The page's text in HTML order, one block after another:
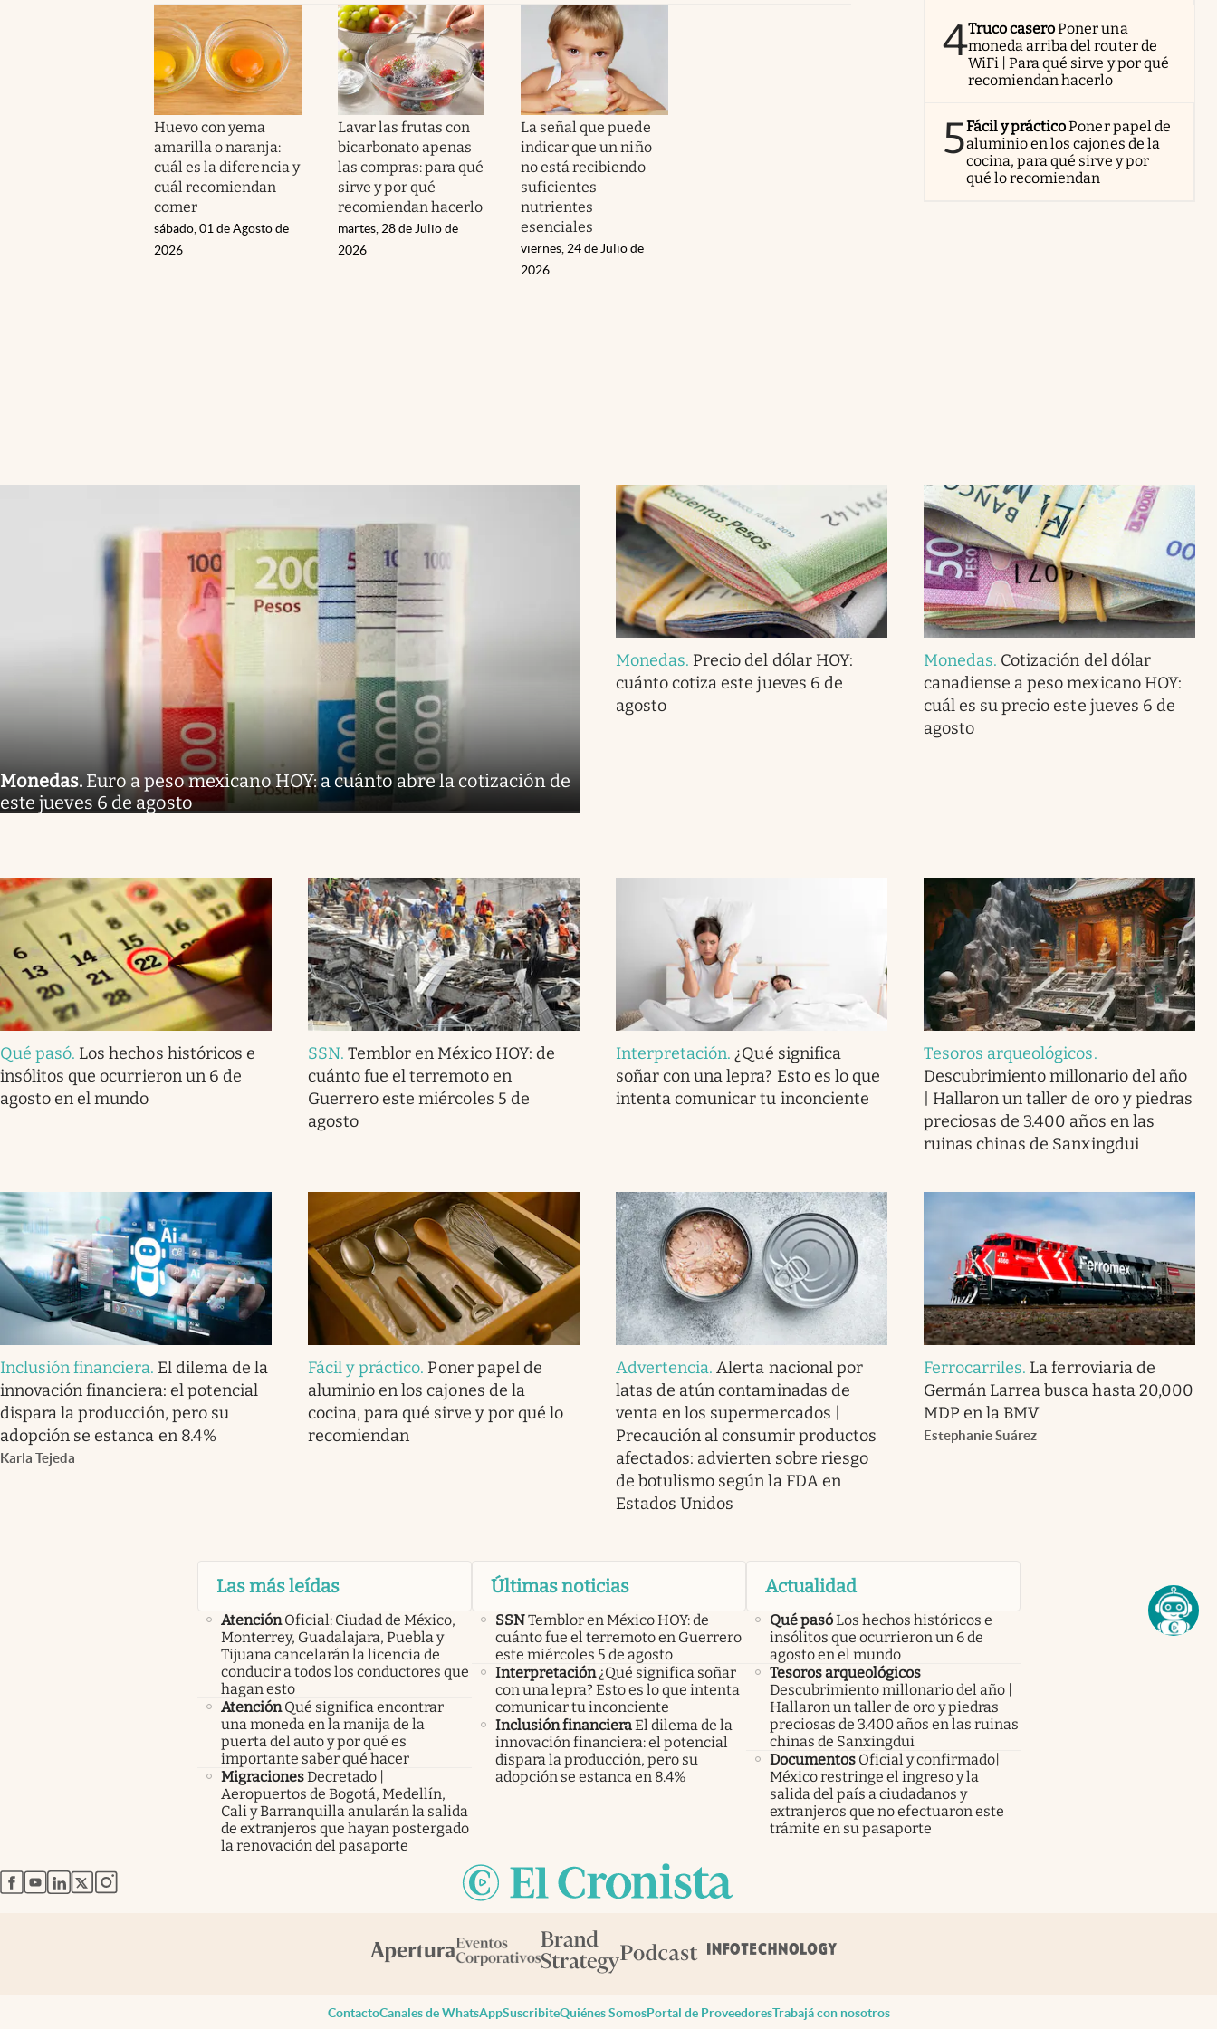
Huevo con yema
amarilla o naranja:
cuál es la diferencia y
cuál recomiendan
comer
sábado, 01 de Agosto de
2026
Lavar las frutas con
bicarbonato apenas
las compras: para qué
sirve y por qué
recomiendan hacerlo
martes, 28 de Julio de
2026
La señal que puede
indicar que un niño
no está recibiendo
suficientes
nutrientes
esenciales
viernes, 24 de Julio de
2026
4Truco caseroPoner una
moneda arriba del router de
WiFi | Para qué sirve y por qué
recomiendan hacerlo
5Fácil y prácticoPoner papel de
aluminio en los cajones de la
cocina, para qué sirve y por
qué lo recomiendan
Monedas. Euro a peso mexicano HOY: a cuánto abre la cotización de
este jueves 6 de agosto
Monedas. Precio del dólar HOY:
cuánto cotiza este jueves 6 de
agosto
Monedas. Cotización del dólar
canadiense a peso mexicano HOY:
cuál es su precio este jueves 6 de
agosto
Qué pasó. Los hechos históricos e
insólitos que ocurrieron un 6 de
agosto en el mundo
SSN.Temblor en México HOY: de
cuánto fue el terremoto en
Guerrero este miércoles 5 de
agosto
Interpretación. ¿Qué significa
soñar con una lepra? Esto es lo que
intenta comunicar tu inconciente
Tesoros arqueológicos.
Descubrimiento millonario del año
| Hallaron un taller de oro y piedras
preciosas de 3.400 años en las
ruinas chinas de Sanxingdui
Inclusión financiera. El dilema de la
innovación financiera: el potencial
dispara la producción, pero su
adopción se estanca en 8.4%
Karla Tejeda
Fácil y práctico. Poner papel de
aluminio en los cajones de la
cocina, para qué sirve y por qué lo
recomiendan
Advertencia.Alerta nacional por
latas de atún contaminadas de
venta en los supermercados |
Precaución al consumir productos
afectados: advierten sobre riesgo
de botulismo según la FDA en
Estados Unidos
Ferrocarriles. La ferroviaria de
Germán Larrea busca hasta 20,000
MDP en la BMV
Estephanie Suárez
Las más leídas
Atención Oficial: Ciudad de México,
Monterrey, Guadalajara, Puebla y
Tijuana cancelarán la licencia de
conducir a todos los conductores que
hagan esto
Atención Qué significa encontrar
una moneda en la manija de la
puerta del auto y por qué es
importante saber qué hacer
MigracionesDecretado |
Aeropuertos de Bogotá, Medellín,
Cali y Barranquilla anularán la salida
de extranjeros que hayan postergado
la renovación del pasaporte
Últimas noticias
SSNTemblor en México HOY: de
cuánto fue el terremoto en Guerrero
este miércoles 5 de agosto
Interpretación ¿Qué significa soñar
con una lepra? Esto es lo que intenta
comunicar tu inconciente
Inclusión financieraEl dilema de la
innovación financiera: el potencial
dispara la producción, pero su
adopción se estanca en 8.4%
Actualidad
Qué pasóLos hechos históricos e
insólitos que ocurrieron un 6 de
agosto en el mundo
Tesoros arqueológicos
Descubrimiento millonario del año |
Hallaron un taller de oro y piedras
preciosas de 3.400 años en las ruinas
chinas de Sanxingdui
Documentos Oficial y confirmado|
México restringe el ingreso y la
salida del país a ciudadanos y
extranjeros que no efectuaron este
trámite en su pasaporte
abre en nueva pestaña
abre en nueva pestaña
abre en nueva pestaña
abre en nueva pestaña
abre en nueva pestaña
ContactoCanales de WhatsAppSuscribiteQuiénes SomosPortal de ProveedoresTrabajá con nosotros